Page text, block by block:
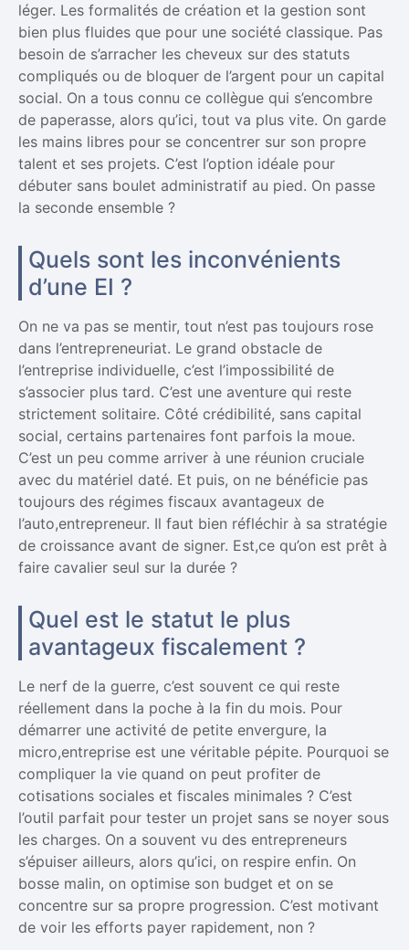
léger. Les formalités de création et la gestion sont
bien plus fluides que pour une société classique. Pas
besoin de s’arracher les cheveux sur des statuts
compliqués ou de bloquer de l’argent pour un capital
social. On a tous connu ce collègue qui s’encombre
de paperasse, alors qu’ici, tout va plus vite. On garde
les mains libres pour se concentrer sur son propre
talent et ses projets. C’est l’option idéale pour
débuter sans boulet administratif au pied. On passe
la seconde ensemble ?
Quels sont les inconvénients
d’une EI ?
On ne va pas se mentir, tout n’est pas toujours rose
dans l’entrepreneuriat. Le grand obstacle de
l’entreprise individuelle, c’est l’impossibilité de
s’associer plus tard. C’est une aventure qui reste
strictement solitaire. Côté crédibilité, sans capital
social, certains partenaires font parfois la moue.
C’est un peu comme arriver à une réunion cruciale
avec du matériel daté. Et puis, on ne bénéficie pas
toujours des régimes fiscaux avantageux de
l’auto,entrepreneur. Il faut bien réfléchir à sa stratégie
de croissance avant de signer. Est,ce qu’on est prêt à
faire cavalier seul sur la durée ?
Quel est le statut le plus
avantageux fiscalement ?
Le nerf de la guerre, c’est souvent ce qui reste
réellement dans la poche à la fin du mois. Pour
démarrer une activité de petite envergure, la
micro,entreprise est une véritable pépite. Pourquoi se
compliquer la vie quand on peut profiter de
cotisations sociales et fiscales minimales ? C’est
l’outil parfait pour tester un projet sans se noyer sous
les charges. On a souvent vu des entrepreneurs
s’épuiser ailleurs, alors qu’ici, on respire enfin. On
bosse malin, on optimise son budget et on se
concentre sur sa propre progression. C’est motivant
de voir les efforts payer rapidement, non ?